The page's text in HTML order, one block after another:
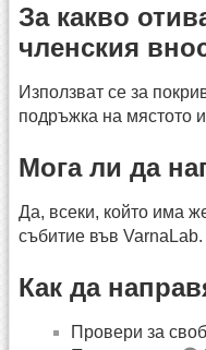
За какво
членския
Използват се за
подръжка на мястото
Мога ли да
Да, всеки, който има
събитие във VarnaLab.
Как да
Провери за